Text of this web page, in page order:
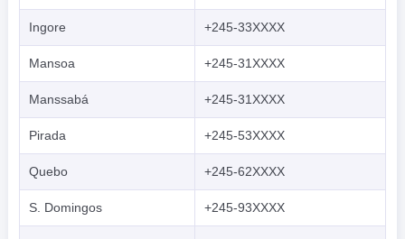
Ingore +245-33XXXX
Mansoa +245-31XXXX
Manssabá +245-31XXXX
Pirada +245-53XXXX
Quebo +245-62XXXX
S. Domingos +245-93XXXX